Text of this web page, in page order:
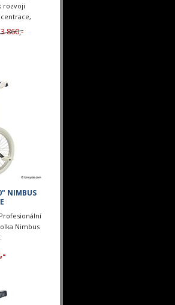
rozvoji
kondice.
3 860,-
NIMBUS
Nimbus